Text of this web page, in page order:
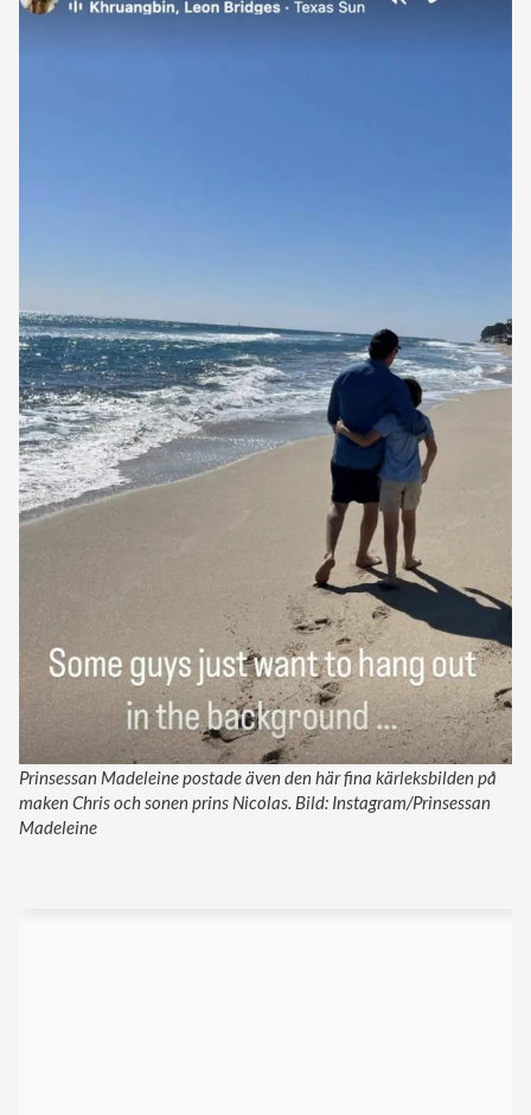
Prinsessan Madeleine postade även den här fina kärleksbilden på
maken Chris och sonen prins Nicolas. Bild: Instagram/Prinsessan
Madeleine